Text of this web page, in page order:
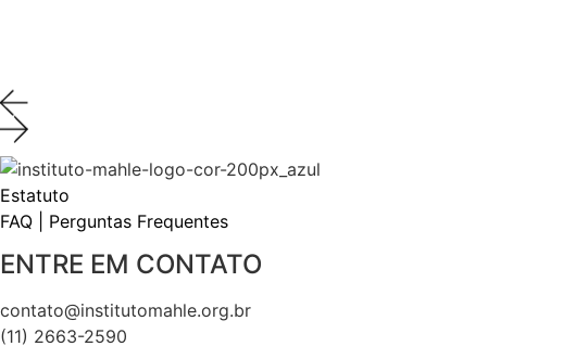
Estatuto
FAQ | Perguntas Frequentes
ENTRE EM CONTATO
contato@institutomahle.org.br
(11) 2663-2590